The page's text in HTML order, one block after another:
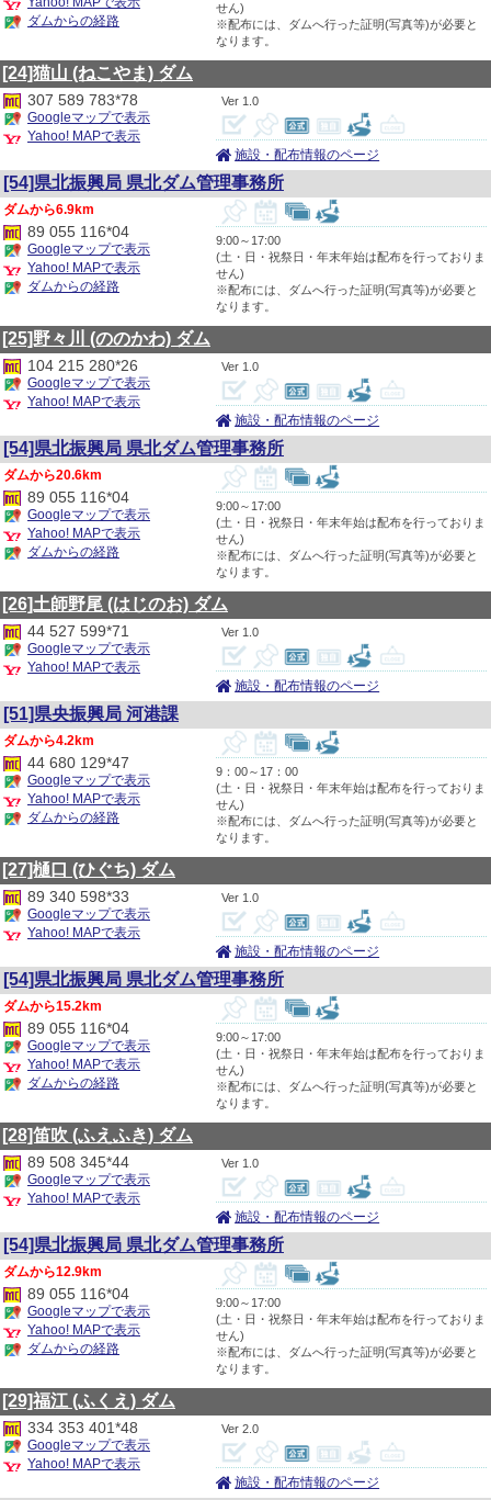
せん)
※配布には、ダムへ行った証明(写真等)が必要と
なります。
ダムからの経路
[24]猫山 (ねこやま) ダム
1.0
施設・配布情報のページ
307 589 783*78
Googleマップで表示
Yahoo! MAPで表示
[54]県北振興局 県北ダム管理事務所
9:00～17:00
(土・日・祝祭日・年末年始は配布を行っておりま
せん)
※配布には、ダムへ行った証明(写真等)が必要と
なります。
6.9km
89 055 116*04
Googleマップで表示
Yahoo! MAPで表示
ダムからの経路
[25]野々川 (ののかわ) ダム
1.0
施設・配布情報のページ
104 215 280*26
Googleマップで表示
Yahoo! MAPで表示
[54]県北振興局 県北ダム管理事務所
9:00～17:00
(土・日・祝祭日・年末年始は配布を行っておりま
せん)
※配布には、ダムへ行った証明(写真等)が必要と
なります。
20.6km
89 055 116*04
Googleマップで表示
Yahoo! MAPで表示
ダムからの経路
[26]土師野尾 (はじのお) ダム
1.0
施設・配布情報のページ
44 527 599*71
Googleマップで表示
Yahoo! MAPで表示
[51]県央振興局 河港課
9：00～17：00
(土・日・祝祭日・年末年始は配布を行っておりま
せん)
※配布には、ダムへ行った証明(写真等)が必要と
なります。
4.2km
44 680 129*47
Googleマップで表示
Yahoo! MAPで表示
ダムからの経路
[27]樋口 (ひぐち) ダム
1.0
施設・配布情報のページ
89 340 598*33
Googleマップで表示
Yahoo! MAPで表示
[54]県北振興局 県北ダム管理事務所
9:00～17:00
(土・日・祝祭日・年末年始は配布を行っておりま
せん)
※配布には、ダムへ行った証明(写真等)が必要と
なります。
15.2km
89 055 116*04
Googleマップで表示
Yahoo! MAPで表示
ダムからの経路
[28]笛吹 (ふえふき) ダム
1.0
施設・配布情報のページ
89 508 345*44
Googleマップで表示
Yahoo! MAPで表示
[54]県北振興局 県北ダム管理事務所
9:00～17:00
(土・日・祝祭日・年末年始は配布を行っておりま
せん)
※配布には、ダムへ行った証明(写真等)が必要と
なります。
12.9km
89 055 116*04
Googleマップで表示
Yahoo! MAPで表示
ダムからの経路
[29]福江 (ふくえ) ダム
2.0
施設・配布情報のページ
334 353 401*48
Googleマップで表示
Yahoo! MAPで表示